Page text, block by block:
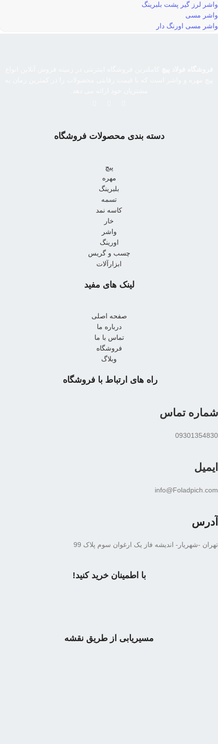
واشر لرز گیر پشت بلبرینگ
واشر مسی
واشر مسی اورنگ دار
دسته بندی محصولات فروشگاه
پیچ
مهره
بلبرینگ
تسمه
کاسه نمد
خار
واشر
اورینگ
چسب و گریس
ابزارآلات
لینک های مفید
صفحه اصلی
درباره ما
تماس با ما
فروشگاه
وبلاگ
راه های ارتباط با فروشگاه
شماره تماس
09301354830
ایمیل
info@Foladpich.com
آدرس
تهران -شهریار- اندیشه فاز یک ارغوان سوم پلاک 99
با اطمینان خرید کنید!
مسیریابی از طریق نقشه